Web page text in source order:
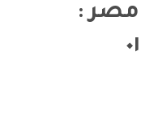
مصر :